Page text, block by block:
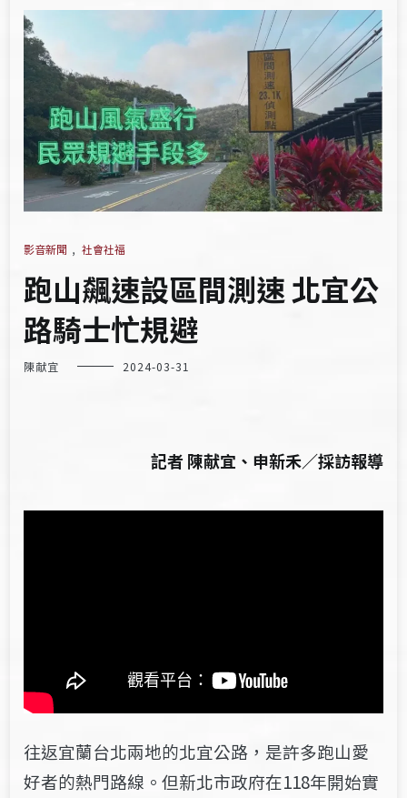
影音新聞 , 社會社福
跑山飆速設區間測速 北宜公
路騎士忙規避
陳献宜 2024-03-31
記者 陳献宜、申新禾／採訪報導
往返宜蘭台北兩地的北宜公路，是許多跑山愛
好者的熱門路線。但新北市政府在118年開始實